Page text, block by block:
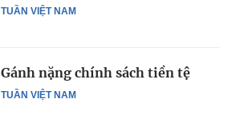
TUẦN VIỆT NAM
TUẦN VIỆT NAM
Gánh nặng chính sách tiền tệ